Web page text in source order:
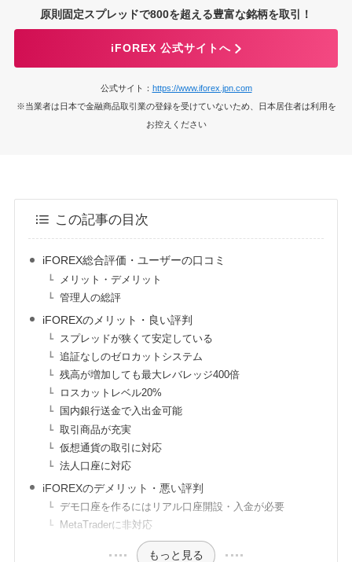
原則固定スプレッドで800を超える豊富な銘柄を取引！
iFOREX 公式サイトへ
公式サイト： https://www.iforex.jpn.com
※当業者は日本で金融商品取引業の登録を受けていないため、日本居住者は利用を
お控えください
この記事の目次
iFOREX総合評価・ユーザーの口コミ
メリット・デメリット
管理人の総評
iFOREXのメリット・良い評判
スプレッドが狭くて安定している
追証なしのゼロカットシステム
残高が増加しても最大レバレッジ400倍
ロスカットレベル20%
国内銀行送金で入出金可能
取引商品が充実
仮想通貨の取引に対応
法人口座に対応
iFOREXのデメリット・悪い評判
デモ口座を作るにはリアル口座開設・入金が必要
MetaTraderに非対応
もっと見る